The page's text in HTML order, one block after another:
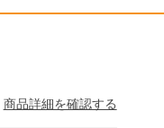
商品詳細を確認する